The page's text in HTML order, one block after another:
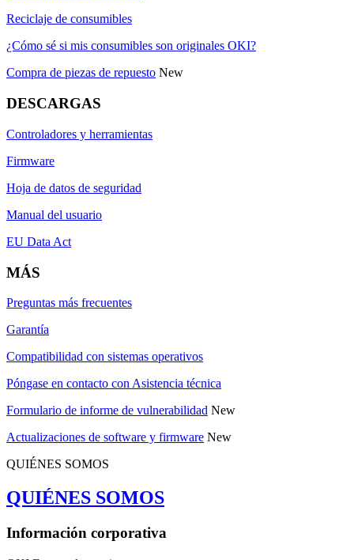
Reciclaje de consumibles
¿Cómo sé si mis consumibles son originales OKI?
Compra de piezas de repuesto New
DESCARGAS
Controladores y herramientas
Firmware
Hoja de datos de seguridad
Manual del usuario
EU Data Act
MÁS
Preguntas más frecuentes
Garantía
Compatibilidad con sistemas operativos
Póngase en contacto con Asistencia técnica
Formulario de informe de vulnerabilidad New
Actualizaciones de software y firmware New
QUIÉNES SOMOS
QUIÉNES SOMOS
Información corporativa